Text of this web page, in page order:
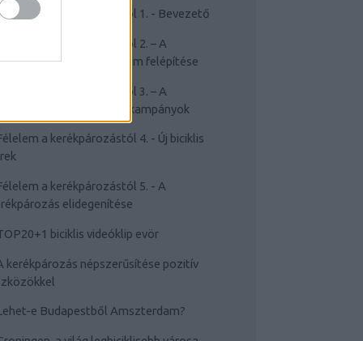
a kerékpározástól 1. - Bevezető
Félelem a kerékpározástól 2. – A
való félelem felépítése
Félelem a kerékpározástól 3. – A
népszerűsítő kampányok
a kerékpározástól 4. - Új biciklis
a kerékpározástól 5. - A
elidegenítése
biciklis videóklip evör
kerékpározás népszerűsítése pozitív
e Budapestből Amszterdam?